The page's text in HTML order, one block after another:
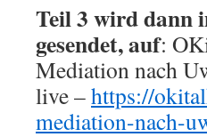
Teil 3 wird dann
gesendet, auf:
Mediation nach
live –https://
mediation-nach-